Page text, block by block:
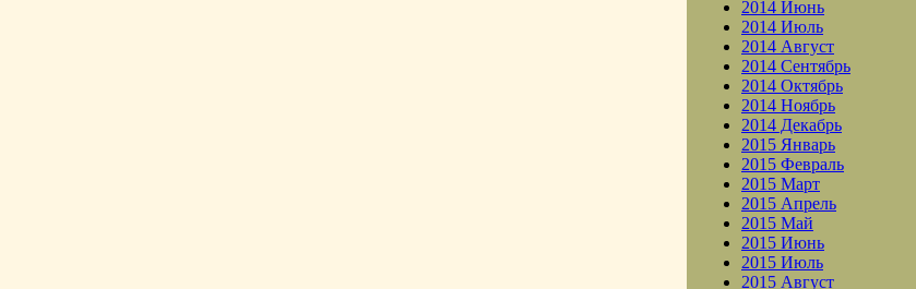
2014 Июнь
2014 Июль
2014 Август
2014 Сентябрь
2014 Октябрь
2014 Ноябрь
2014 Декабрь
2015 Январь
2015 Февраль
2015 Март
2015 Апрель
2015 Май
2015 Июнь
2015 Июль
2015 Август